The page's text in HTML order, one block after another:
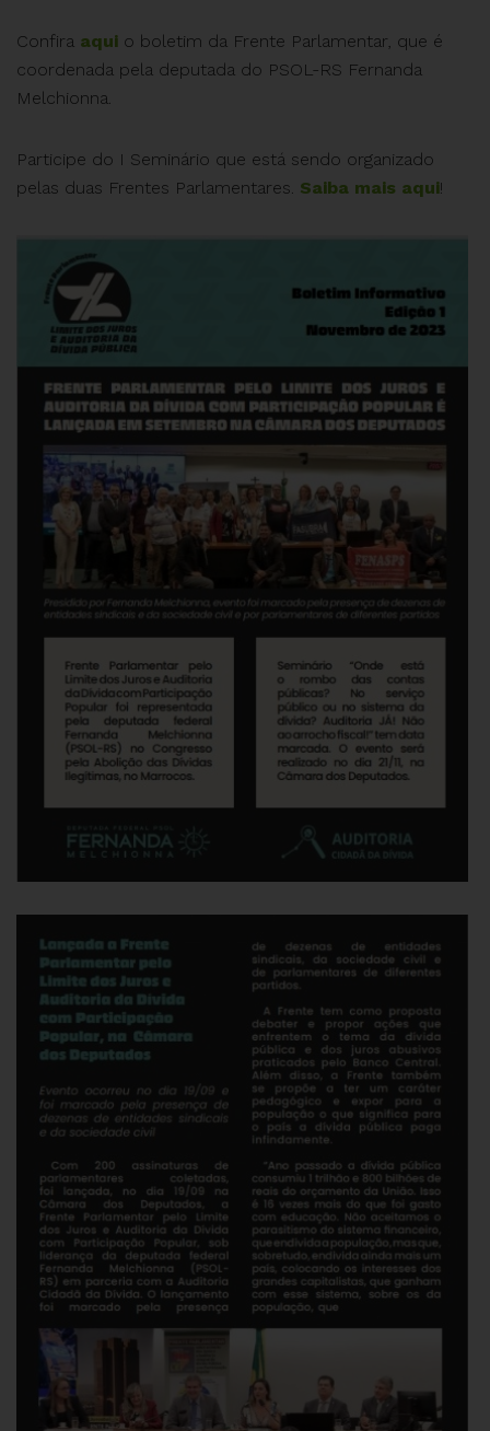
Confira aqui o boletim da Frente Parlamentar, que é
coordenada pela deputada do PSOL-RS Fernanda
Melchionna.
Participe do I Seminário que está sendo organizado
pelas duas Frentes Parlamentares. Saiba mais aqui!